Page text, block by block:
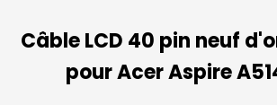
Câble LCD 40 pin neuf
pour Acer Aspire